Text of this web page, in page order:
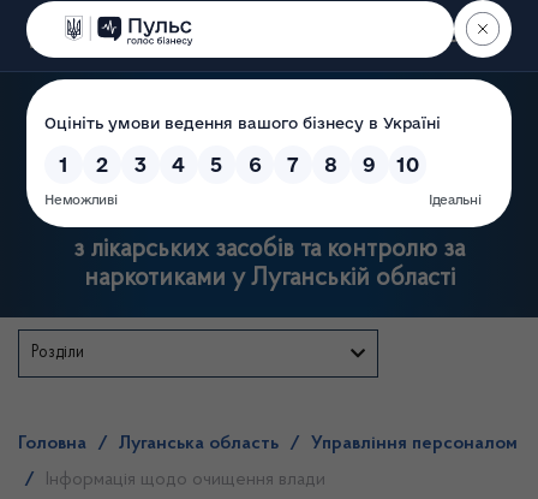
Пошук
з лікарських засобів та контролю за
наркотиками у Луганській області
Розділи
Головна / Луганська область /
Управління персоналом
/
Інформація щодо очищення влади